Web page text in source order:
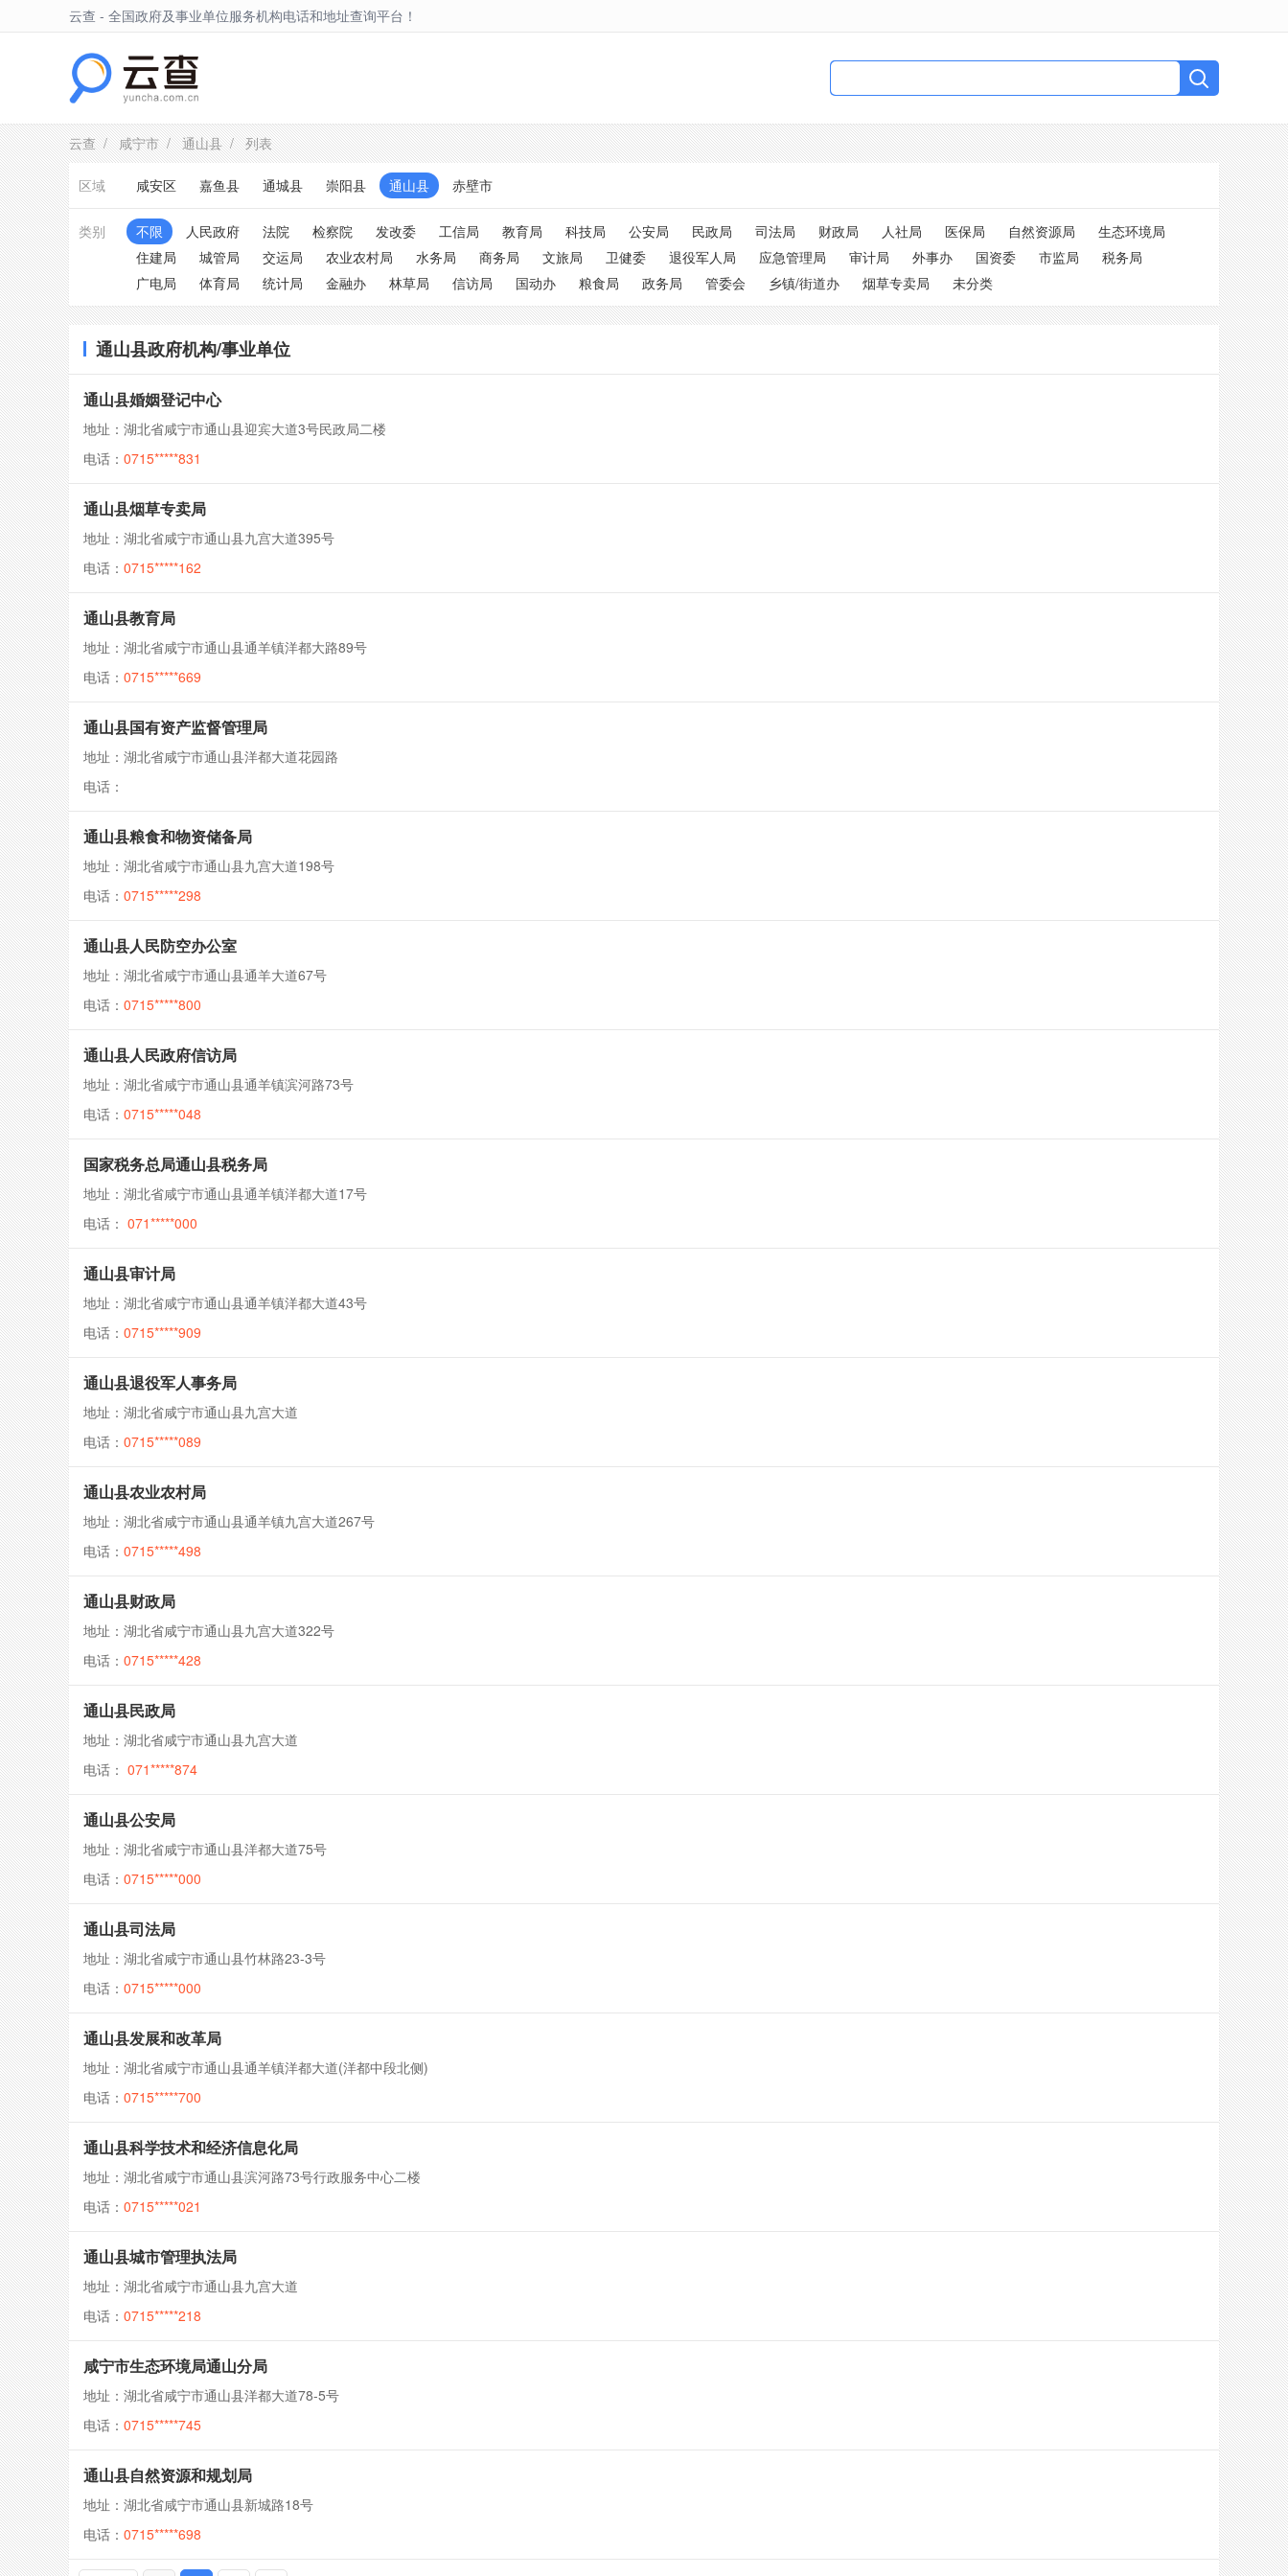
云查 - 全国政府及事业单位服务机构电话和地址查询平台！
云查/咸宁市/通山县/ 列表
区域 咸安区 嘉鱼县 通城县 崇阳县 通山县 赤壁市
类别 不限 人民政府 法院 检察院 发改委 工信局 教育局 科技局 公安局 民政局 司法局 财政局 人社局 医保局 自然资源局
生态环境局
住建局
城管局 交运局 农业农村局 水务局 商务局 文旅局 卫健委 退役军人局 应急管理局 审计局 外事办 国资委 市监局
税务局
广电局
体育局 统计局 金融办 林草局 信访局 国动办 粮食局 政务局 管委会 乡镇/街道办 烟草专卖局 未分类
通山县政府机构/事业单位
通山县婚姻登记中心
地址：湖北省咸宁市通山县迎宾大道3号民政局二楼
电话： 0715*****831
通山县烟草专卖局
地址：湖北省咸宁市通山县九宫大道395号
电话： 0715*****162
通山县教育局
地址：湖北省咸宁市通山县通羊镇洋都大路89号
电话： 0715*****669
通山县国有资产监督管理局
地址：湖北省咸宁市通山县洋都大道花园路
电话：
通山县粮食和物资储备局
地址：湖北省咸宁市通山县九宫大道198号
电话： 0715*****298
通山县人民防空办公室
地址：湖北省咸宁市通山县通羊大道67号
电话： 0715*****800
通山县人民政府信访局
地址：湖北省咸宁市通山县通羊镇滨河路73号
电话： 0715*****048
国家税务总局通山县税务局
地址：湖北省咸宁市通山县通羊镇洋都大道17号
电话： 071*****000
通山县审计局
地址：湖北省咸宁市通山县通羊镇洋都大道43号
电话： 0715*****909
通山县退役军人事务局
地址：湖北省咸宁市通山县九宫大道
电话： 0715*****089
通山县农业农村局
地址：湖北省咸宁市通山县通羊镇九宫大道267号
电话： 0715*****498
通山县财政局
地址：湖北省咸宁市通山县九宫大道322号
电话： 0715*****428
通山县民政局
地址：湖北省咸宁市通山县九宫大道
电话： 071*****874
通山县公安局
地址：湖北省咸宁市通山县洋都大道75号
电话： 0715*****000
通山县司法局
地址：湖北省咸宁市通山县竹林路23-3号
电话： 0715*****000
通山县发展和改革局
地址：湖北省咸宁市通山县通羊镇洋都大道(洋都中段北侧)
电话： 0715*****700
通山县科学技术和经济信息化局
地址：湖北省咸宁市通山县滨河路73号行政服务中心二楼
电话： 0715*****021
通山县城市管理执法局
地址：湖北省咸宁市通山县九宫大道
电话： 0715*****218
咸宁市生态环境局通山分局
地址：湖北省咸宁市通山县洋都大道78-5号
电话： 0715*****745
通山县自然资源和规划局
地址：湖北省咸宁市通山县新城路18号
电话： 0715*****698